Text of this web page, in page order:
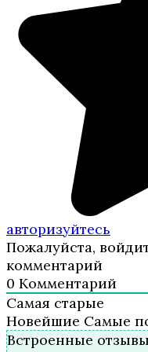
авторизуйтесь
Пожалуйста,
комментарий
0 Комментарий
Самая старые
Новейшие Самые
Встроенные отзывы